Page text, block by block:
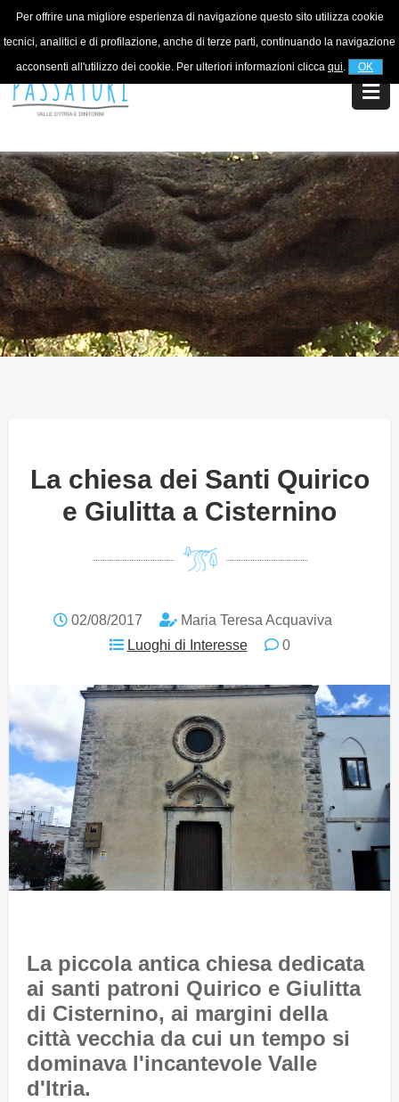
Per offrire una migliore esperienza di navigazione questo sito utilizza cookie
tecnici, analitici e di profilazione, anche di terze parti, continuando la navigazione
acconsenti all'utilizzo dei cookie. Per ulteriori informazioni clicca qui. OK
Per informazioni+39 320 5753268
La chiesa dei Santi Quirico
e Giulitta a Cisternino
02/08/2017
Maria Teresa Acquaviva
Luoghi di Interesse
0
La piccola antica chiesa dedicata
ai santi patroni Quirico e Giulitta
di Cisternino, ai margini della
città vecchia da cui un tempo si
dominava l'incantevole Valle
d'Itria.